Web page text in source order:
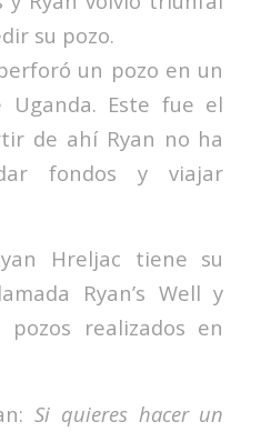
su pozo.
un pozo en un
Este fue el
de ahí Ryan no ha
fondos y viajar
Hreljac tiene su
Ryan’s Well y
realizados en
Si quieres hacer un